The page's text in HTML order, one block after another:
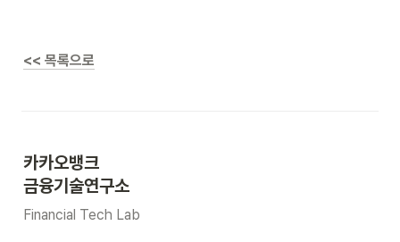
<< 목록으로
카카오뱅크
금융기술연구소
Financial Tech Lab